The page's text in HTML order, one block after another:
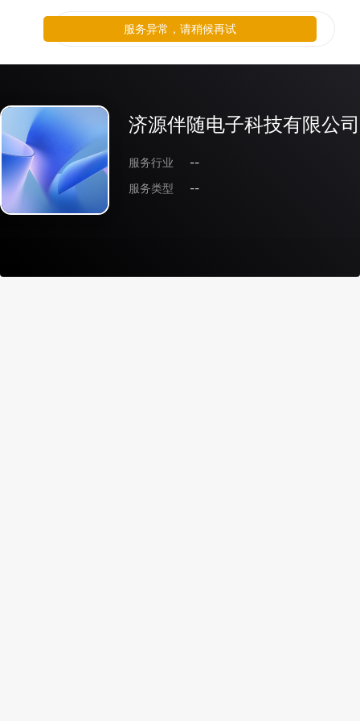
济源伴随电子科技有限公司
服务行业
--
服务类型
--
服务异常，请稍候再试